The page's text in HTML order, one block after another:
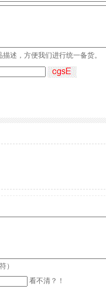
述，方便我们进行统一备货。
）
看不清？！